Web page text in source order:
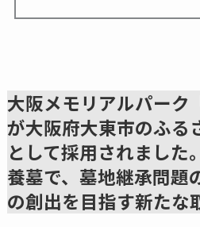
大阪メモリアルパーク
が大阪府大東市のふる
として採用されました
養墓で、墓地継承問題
の創出を目指す新たな